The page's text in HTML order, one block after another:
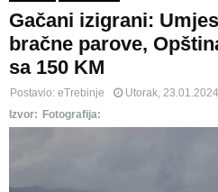
I
M
A
R
Gačani izigrani:
bračne parove,
sa 150 KM
Postavio: eTrebinje Utorak,
Izvor: Fotografija: